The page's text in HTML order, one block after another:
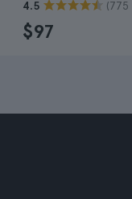
4.5 (775
$97